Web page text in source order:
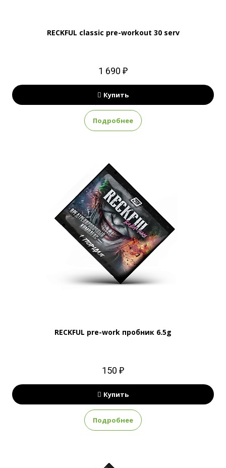
RECKFUL classic pre-workout 30 serv
1 690 ₽
Купить
Подробнее
RECKFUL pre-work пробник 6.5g
150 ₽
Купить
Подробнее